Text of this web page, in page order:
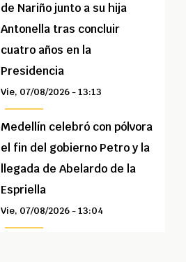
de Nariño junto a su hija
Antonella tras concluir
cuatro años en la
Presidencia
Vie, 07/08/2026 - 13:13
Medellín celebró con pólvora
el fin del gobierno Petro y la
llegada de Abelardo de la
Espriella
Vie, 07/08/2026 - 13:04